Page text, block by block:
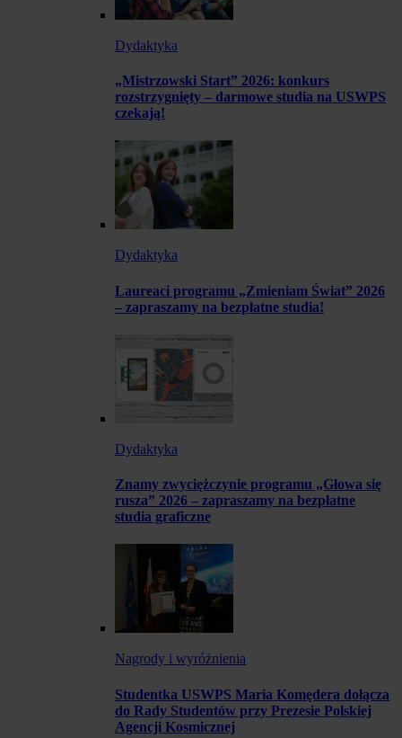
Dydaktyka
„Mistrzowski Start” 2026: konkurs
rozstrzygnięty – darmowe studia na USWPS
czekają!
Dydaktyka
Laureaci programu „Zmieniam Świat” 2026
– zapraszamy na bezpłatne studia!
Dydaktyka
Znamy zwyciężczynie programu „Głowa się
rusza” 2026 – zapraszamy na bezpłatne
studia graficzne
Nagrody i wyróżnienia
Studentka USWPS Maria Komędera dołącza
do Rady Studentów przy Prezesie Polskiej
Agencji Kosmicznej